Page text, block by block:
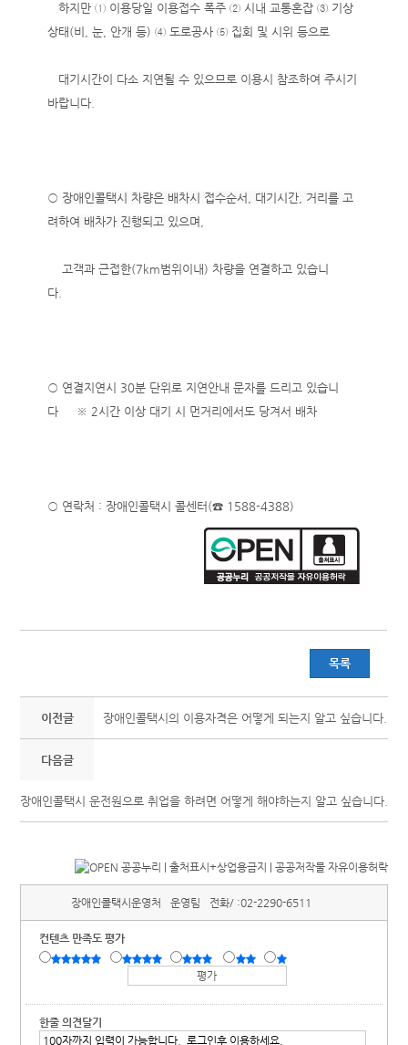
하지만 ① 이용당일 이용접수 폭주 ② 시내 교통혼잡 ③ 기상
상태(비, 눈, 안개 등) ④ 도로공사 ⑤ 집회 및 시위 등으로
대기시간이 다소 지연될 수 있으므로 이용시 참조하여 주시기
바랍니다.
○ 장애인콜택시 차량은 배차시 접수순서, 대기시간, 거리를 고
려하여 배차가 진행되고 있으며
고객과 근접한(7km범위이내) 차량을 연결하고 있습니
다.
○ 연결지연시 30분 단위로 지연안내 문자를 드리고 있습니
다 ※ 2시간 이상 대기 시 먼거리에서도 당겨서 배차
○ 연락처 : 장애인콜택시 콜센터(☎ 1588-4388)
목록
이전글 장애인콜택시의 이용자격은 어떻게 되는지 알고 싶습니다.
다음글
장애인콜택시 운전원으로 취업을 하려면 어떻게 해야하는지 알고 싶습니다.
장애인콜택시운영처 운영팀 전화/ :02-2290-6511
컨텐츠 만족도 평가
한줄 의견달기